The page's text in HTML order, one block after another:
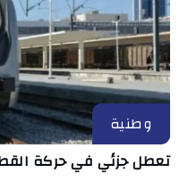
وطنية
تعطل جزئي في حركة